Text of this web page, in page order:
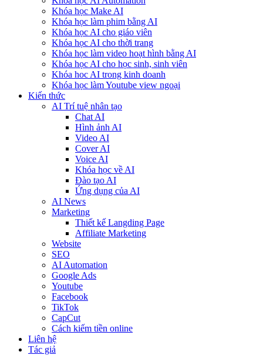
Khóa học Make AI
Khóa học làm phim bằng AI
Khóa học AI cho giáo viên
Khóa học AI cho thời trang
Khóa học làm video hoạt hình bằng AI
Khóa học AI cho học sinh, sinh viên
Khóa hoc AI trong kinh doanh
Khóa học làm Youtube view ngoại
Kiến thức
AI Trí tuệ nhân tạo
Chat AI
Hình ảnh AI
Video AI
Cover AI
Voice AI
Khóa học về AI
Đào tạo AI
Ứng dụng của AI
AI News
Marketing
Thiết kế Langding Page
Affiliate Marketing
Website
SEO
AI Automation
Google Ads
Youtube
Facebook
TikTok
CapCut
Cách kiếm tiền online
Liên hệ
Tác giả